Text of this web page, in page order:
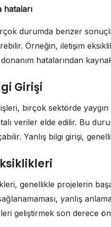
hataları
durumda benzer
Örneğin, iletişim
donanım hatalarından
Girişi
birçok sektörde
veriler elde edilir. Bu
Yanlış bilgi girişi,
genellikle projelerin
sağlanamaması, yanlış
geliştirmek son derece